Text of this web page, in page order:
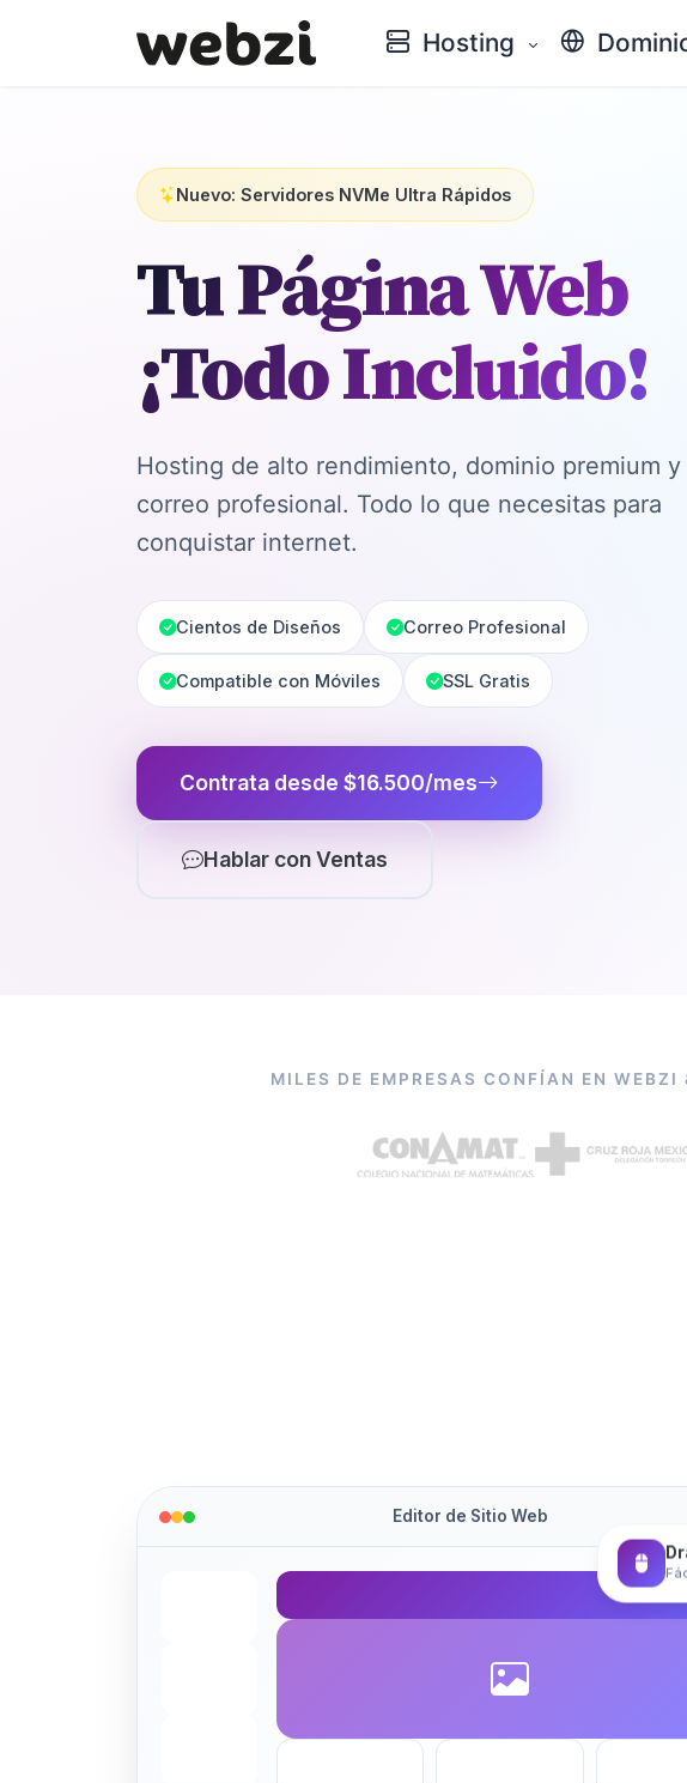
Hosting
Nuevo: Servidores NVMe Ultra Rápidos
Tu Página Web
¡Todo Incluido!
Hosting de alto rendimiento, dominio premium y
correo profesional. Todo lo que necesitas para
conquistar internet.
Cientos de Diseños Correo Profesional
Compatible con Móviles SSL Gratis
Contrata desde $16.500/mes
Hablar con Ventas
MILES DE EMPRESAS CONFÍAN EN
Editor de Sitio Web